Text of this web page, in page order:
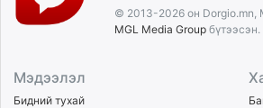
© 2013-2026 он Dorgio.mn,
MGL Media Group бүтээсэн.
Мэдээлэл
Бидний тухай